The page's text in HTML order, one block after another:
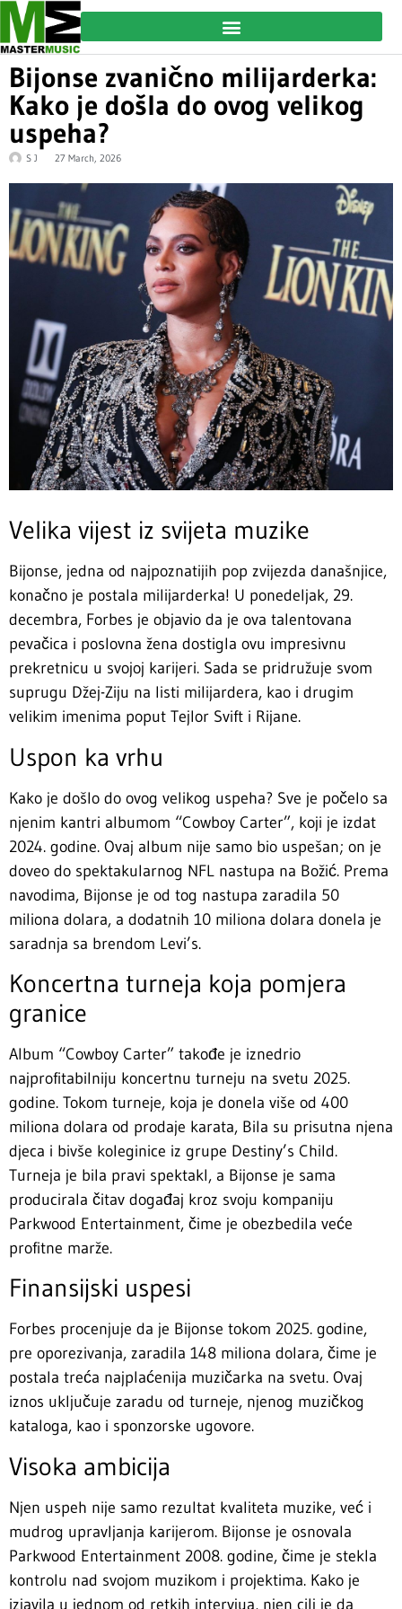
Bijonse zvanično milijarderka:
Kako je došla do ovog velikog
uspeha?
S J 27 March, 2026
Velika vijest iz svijeta muzike
Bijonse, jedna od najpoznatijih pop zvijezda današnjice,
konačno je postala milijarderka! U ponedeljak, 29.
decembra, Forbes je objavio da je ova talentovana
pevačica i poslovna žena dostigla ovu impresivnu
prekretnicu u svojoj karijeri. Sada se pridružuje svom
suprugu Džej-Ziju na listi milijardera, kao i drugim
velikim imenima poput Tejlor Svift i Rijane.
Uspon ka vrhu
Kako je došlo do ovog velikog uspeha? Sve je počelo sa
njenim kantri albumom “Cowboy Carter”, koji je izdat
2024. godine. Ovaj album nije samo bio uspešan; on je
doveo do spektakularnog NFL nastupa na Božić. Prema
navodima, Bijonse je od tog nastupa zaradila 50
miliona dolara, a dodatnih 10 miliona dolara donela je
saradnja sa brendom Levi’s.
Koncertna turneja koja pomjera
granice
Album “Cowboy Carter” takođe je iznedrio
najprofitabilniju koncertnu turneju na svetu 2025.
godine. Tokom turneje, koja je donela više od 400
miliona dolara od prodaje karata, Bila su prisutna njena
djeca i bivše koleginice iz grupe Destiny’s Child.
Turneja je bila pravi spektakl, a Bijonse je sama
producirala čitav događaj kroz svoju kompaniju
Parkwood Entertainment, čime je obezbedila veće
profitne marže.
Finansijski uspesi
Forbes procenjuje da je Bijonse tokom 2025. godine,
pre oporezivanja, zaradila 148 miliona dolara, čime je
postala treća najplaćenija muzičarka na svetu. Ovaj
iznos uključuje zaradu od turneje, njenog muzičkog
kataloga, kao i sponzorske ugovore.
Visoka ambicija
Njen uspeh nije samo rezultat kvaliteta muzike, već i
mudrog upravljanja karijerom. Bijonse je osnovala
Parkwood Entertainment 2008. godine, čime je stekla
kontrolu nad svojom muzikom i projektima. Kako je
izjavila u jednom od retkih intervjua, njen cilj je da